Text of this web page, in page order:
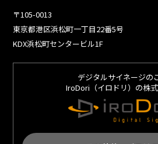
〒105-0013
東京都港区浜松町一丁目22番5号
KDX浜松町センタービル1F
デジタルサイネージの
IroDori（イロドリ）の株